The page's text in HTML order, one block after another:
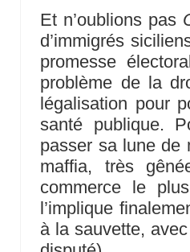
Et n’oublions pas
d’immigrés
promesse
problème de la
légalisation pour
santé publique.
passer sa lune de
maffia, très
commerce le
l’implique
à la sauvette,